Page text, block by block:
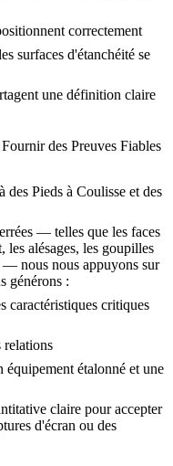
correctement
surfaces d'étanchéité se
une définition claire
des Preuves Fiables
Pieds à Coulisse et des
— telles que les faces
les alésages, les goupilles
— nous nous appuyons sur
générons :
caractéristiques critiques
relations
équipement étalonné et une
claire pour accepter
d'écran ou des